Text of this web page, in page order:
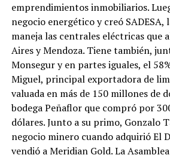
emprendimientos inmobiliarios.
negocio energético y creó SADESA,
maneja las centrales eléctricas que
Aires y Mendoza. Tiene también,
Monsegur y en partes iguales, el
Miguel, principal exportadora de
valuada en más de 150 millones de
bodega Peñaflor que compró por
dólares. Junto a su primo, Gonzalo
negocio minero cuando adquirió El
vendió a Meridian Gold. La